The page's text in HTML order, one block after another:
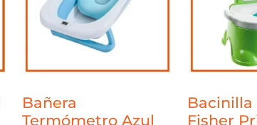
Bañera
Termómetro Azul
Bacinilla
Fisher